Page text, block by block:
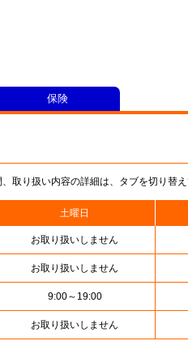
り扱い内容の詳細は、タブを切り替え
土曜日
お取り扱いしません
お取り扱いしません
9:00～19:00
お取り扱いしません
保険